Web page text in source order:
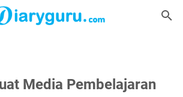
Media Pembelajaran